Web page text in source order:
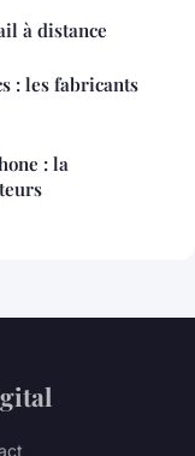
à distance
: les fabricants
: la